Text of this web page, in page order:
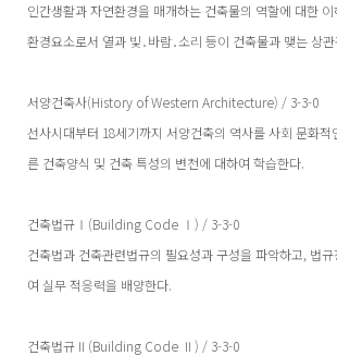
인간생활과 자연환경을 매개하는 건축물의 역할에 대한
환경요소로서 열과 빛․바람․소리 등이 건축물과 맺는 상
서양건축사(History of Western Architecture) / 3-3-0
선사시대부터 18세기까지 서양건축의 역사를 사회 문화
른 건축양식 및 건축 특성의 변천에 대하여 학습한다.
건축법규Ⅰ(Building Code Ⅰ) / 3-3-0
건축법과 건축관련법규의 필요성과 구성을 파악하고, 법
여 실무 적응력을 배양한다.
건축법규Ⅱ(Building Code Ⅱ) / 3-3-0